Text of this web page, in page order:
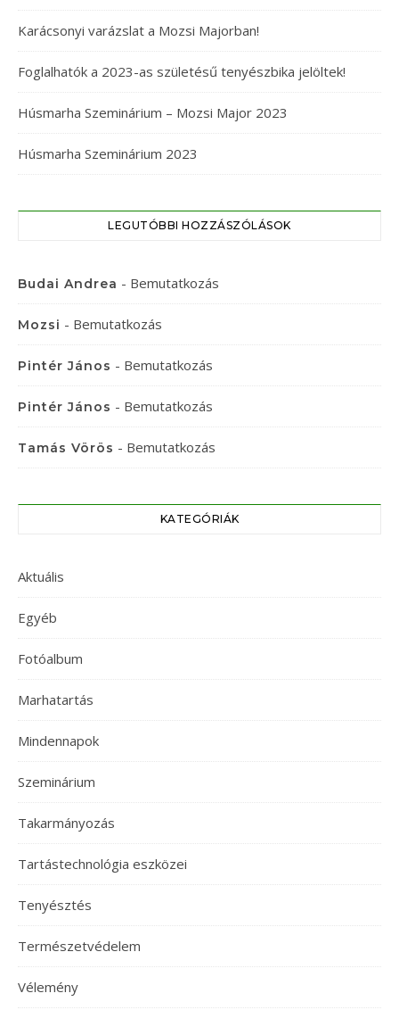
Karácsonyi varázslat a Mozsi Majorban!
Foglalhatók a 2023-as születésű tenyészbika jelöltek!
Húsmarha Szeminárium – Mozsi Major 2023
Húsmarha Szeminárium 2023
LEGUTÓBBI HOZZÁSZÓLÁSOK
Budai Andrea - Bemutatkozás
Mozsi - Bemutatkozás
Pintér János - Bemutatkozás
Pintér János - Bemutatkozás
Tamás Vörös - Bemutatkozás
KATEGÓRIÁK
Aktuális
Egyéb
Fotóalbum
Marhatartás
Mindennapok
Szeminárium
Takarmányozás
Tartástechnológia eszközei
Tenyésztés
Természetvédelem
Vélemény